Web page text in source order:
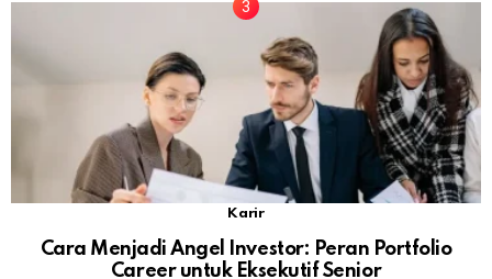
Karir
Cara Menjadi Angel Investor: Peran Portfolio
Career untuk Eksekutif Senior